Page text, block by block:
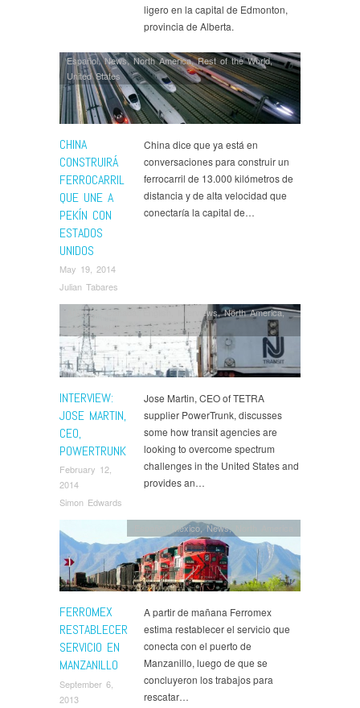
ligero en la capital de Edmonton,
provincia de Alberta.
CHINA
CONSTRUIRÁ
FERROCARRIL
QUE UNE A
PEKÍN CON
ESTADOS
UNIDOS
May 19, 2014
Julian Tabares
Español,News,North America,Rest of the World,
United States
China dice que ya está en
conversaciones para construir un
ferrocarril de 13.000 kilómetros de
distancia y de alta velocidad que
conectaría la capital de…
INTERVIEW:
JOSE MARTIN,
CEO,
POWERTRUNK
February 12,
2014
Simon Edwards
Analysis , Canada ,English Interviews,North America,
United States
Jose Martin, CEO of TETRA
supplier PowerTrunk, discusses
some how transit agencies are
looking to overcome spectrum
challenges in the United States and
provides an…
FERROMEX
RESTABLECER
SERVICIO EN
MANZANILLO
September 6,
2013
Mexico ,News,
A partir de mañana Ferromex
estima restablecer el servicio que
conecta con el puerto de
Manzanillo, luego de que se
concluyeron los trabajos para
rescatar…